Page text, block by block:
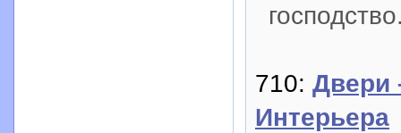
710: Двери
Интерьера